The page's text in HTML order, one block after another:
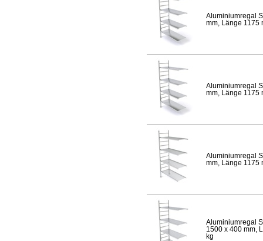
Aluminiumregal
mm, Länge 1175
Aluminiumregal
mm, Länge 1175
Aluminiumregal
mm, Länge 1175
Aluminiumregal
1500 x 400 mm,
kg